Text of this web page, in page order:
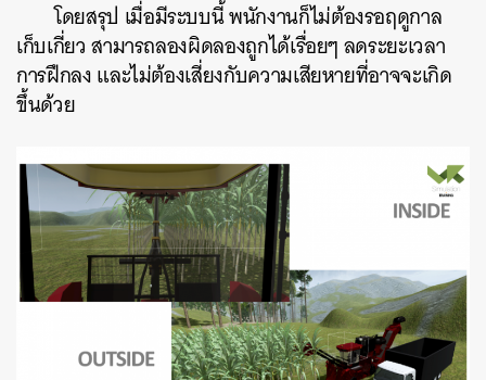
โดยสรุป เมื่อมีระบบนี้ พนักงานก็ไม่ต้องรอฤดูกาล
เก็บเกี่ยว สามารถลองผิดลองถูกได้เรื่อยๆ ลดระยะเวลา
การฝึกลง และไม่ต้องเสี่ยงกับความเสียหายที่อาจจะเกิด
ขึ้นด้วย